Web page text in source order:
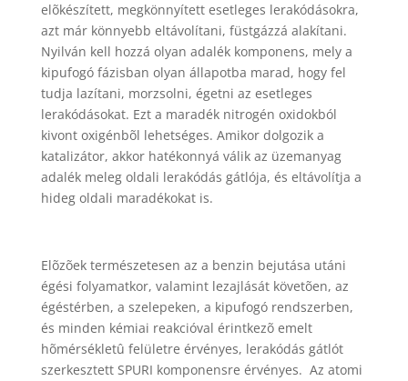
elõkészített, megkönnyített esetleges lerakódásokra,
azt már könnyebb eltávolítani, füstgázzá alakítani.
Nyilván kell hozzá olyan adalék komponens, mely a
kipufogó fázisban olyan állapotba marad, hogy fel
tudja lazítani, morzsolni, égetni az esetleges
lerakódásokat. Ezt a maradék nitrogén oxidokból
kivont oxigénbõl lehetséges. Amikor dolgozik a
katalizátor, akkor hatékonnyá válik az üzemanyag
adalék meleg oldali lerakódás gátlója, és eltávolítja a
hideg oldali maradékokat is.
Elõzõek természetesen az a benzin bejutása utáni
égési folyamatkor, valamint lezajlását követõen, az
égéstérben, a szelepeken, a kipufogó rendszerben,
és minden kémiai reakcióval érintkezõ emelt
hõmérsékletû felületre érvényes, lerakódás gátlót
szerkesztett SPURI komponensre érvényes. Az atomi